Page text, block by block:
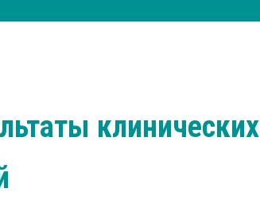
клинических